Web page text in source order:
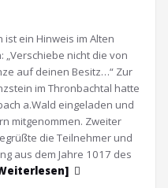
ein Hinweis im Alten
„Verschiebe nicht die von
auf deinen Besitz…“ Zur
im Thronbachtal hatte
a.Wald eingeladen und
mitgenommen. Zweiter
die Teilnehmer und
aus dem Jahre 1017 des